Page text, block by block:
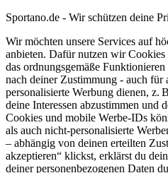
Sportano.de - Wir schützen deine
Wir möchten unsere Services auf
anbieten. Dafür nutzen wir
das ordnungsgemäße
nach deiner Zustimmung - auch für
personalisierte Werbung dienen, z.
deine Interessen abzustimmen und
Cookies und mobile Werbe-IDs
als auch nicht-personalisierte
– abhängig von deinen erteilten
akzeptieren“ klickst, erklärst du
deiner personenbezogenen Daten